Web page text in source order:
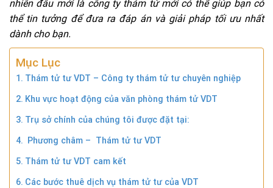
nhiên đâu mới là công ty thám tử mới có thể giúp bạn có
thể tin tưởng để đưa ra đáp án và giải pháp tối ưu nhất
dành cho bạn.
Mục Lục
Thám tử tư VDT – Công ty thám tử tư chuyên nghiệp
Khu vực hoạt động của văn phòng thám tử VDT
Trụ sở chính của chúng tôi được đặt tại:
Phương châm – Thám tử tư VDT
Thám tử tư VDT cam kết
Các bước thuê dịch vụ thám tử tư của VDT